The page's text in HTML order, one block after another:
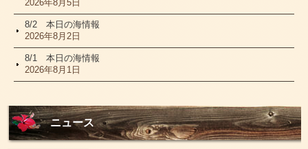
2026年8月5日
8/2 本日の海情報
2026年8月2日
8/1 本日の海情報
2026年8月1日
ニュース